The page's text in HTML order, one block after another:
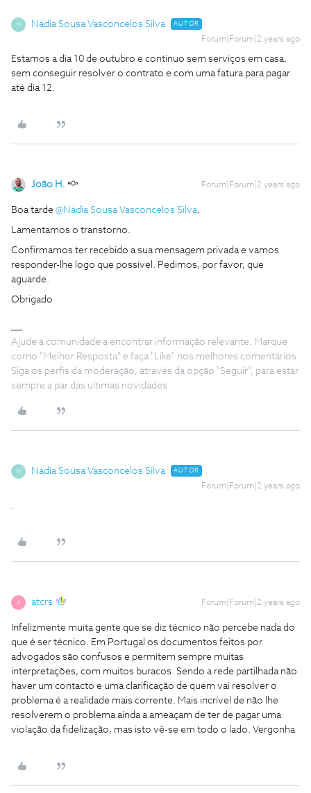
N Nádia Sousa Vasconcelos Silva AUTOR
Forum|Forum|2 years ago
Estamos a dia 10 de outubro e continuo sem serviços em casa,
sem conseguir resolver o contrato e com uma fatura para pagar
até dia 12.
João H. Forum|Forum|2 years ago
Boa tarde @Nádia Sousa Vasconcelos Silva,
Lamentamos o transtorno.
Confirmamos ter recebido a sua mensagem privada e vamos
responder-lhe logo que possível. Pedimos, por favor, que
aguarde.
Obrigado
Ajude a comunidade a encontrar informação relevante. Marque
como "Melhor Resposta" e faça "Like" nos melhores comentários.
Siga os perfis da moderação, através da opção "Seguir", para estar
sempre a par das ultimas novidades.
N Nádia Sousa Vasconcelos Silva AUTOR
Forum|Forum|2 years ago
.
A atcrs Forum|Forum|2 years ago
Infelizmente muita gente que se diz técnico não percebe nada do
que é ser técnico. Em Portugal os documentos feitos por
advogados são confusos e permitem sempre muitas
interpretações, com muitos buracos. Sendo a rede partilhada não
haver um contacto e uma clarificação de quem vai resolver o
problema é a realidade mais corrente. Mais incrível de não lhe
resolverem o problema ainda a ameaçam de ter de pagar uma
violação da fidelização, mas isto vê-se em todo o lado. Vergonha